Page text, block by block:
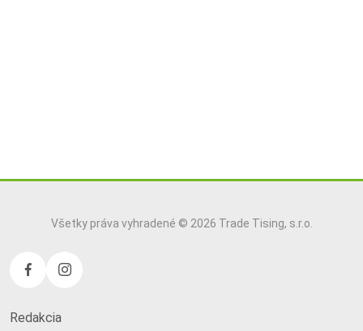
Všetky práva vyhradené © 2026 Trade Tising, s.r.o.
Redakcia